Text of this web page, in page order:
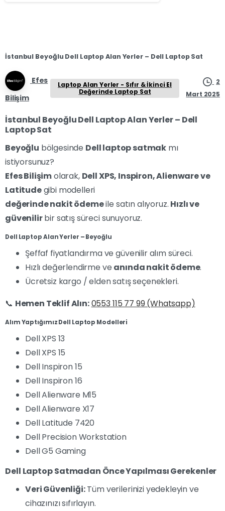
İstanbul Beyoğlu Dell Laptop Alan Yerler – Dell Laptop Sat
Efes
Bilişim
Laptop Alan Yerler - Sıfır & İkinci El
Değerinde Laptop Sat
2
Mart 2025
İstanbul Beyoğlu Dell Laptop Alan Yerler – Dell
Laptop Sat
Beyoğlu bölgesinde Dell laptop satmak mı
istiyorsunuz?
Efes Bilişimolarak, Dell XPS, Inspiron, Alienware ve
Latitudegibi modelleri
değerinde nakit ödemeile satın alıyoruz. Hızlı ve
güvenilirbir satış süreci sunuyoruz.
Dell Laptop Alan Yerler – Beyoğlu
Şeffaf fiyatlandırma ve güvenilir alım süreci.
Hızlı değerlendirme ve anında nakit ödeme.
Ücretsiz kargo / elden satış seçenekleri.
📞 Hemen Teklif Alın:0553 115 77 99 (Whatsapp)
Alım Yaptığımız Dell Laptop Modelleri
Dell XPS 13
Dell XPS 15
Dell Inspiron 15
Dell Inspiron 16
Dell Alienware M15
Dell Alienware X17
Dell Latitude 7420
Dell Precision Workstation
Dell G5 Gaming
Dell Laptop Satmadan Önce Yapılması Gerekenler
Veri Güvenliği:Tüm verilerinizi yedekleyin ve
cihazınızı sıfırlayın.